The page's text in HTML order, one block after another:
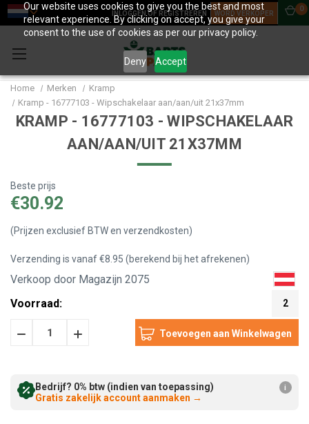
Our website uses cookies to give you the best and most
relevant experience. By clicking on accept, you give your
consent to the use of cookies as per our privacy policy.
Deny Accept
INLOGGEN OF REGISTREREN WORD VERKOPER
0
Home Merken
Kramp
Kramp - 16777103 - Wipschakelaar aan/aan/uit 21x37mm
KRAMP - 16777103 - WIPSCHAKELAAR
AAN/AAN/UIT 21X37MM
Beste prijs
€30.92
(Prijzen exclusief BTW en verzendkosten)
Verzending is vanaf €8.95 (berekend bij het afrekenen)
Verkoop door Magazijn 2075
Voorraad:
2
HoeveelheidHoeveelheid
Bedrijf? 0% btw (indien van toepassing)
Gratis zakelijk account aanmaken →
i